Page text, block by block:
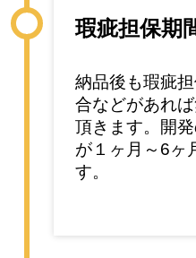
瑕疵担保期
納品後も瑕疵
合などがあれ
頂きます。開
が１ヶ月～6ヶ
す。